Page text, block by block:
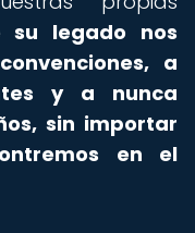
su legado nos
a
y a nunca
sin importar
en el